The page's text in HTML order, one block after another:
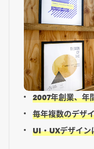
2007年創業、年
毎年複数のデザ
UI・UXデザイン